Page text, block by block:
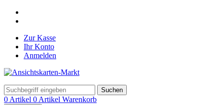
Zur Kasse
Ihr Konto
Anmelden
Suchen
0 Artikel 0 Artikel Warenkorb